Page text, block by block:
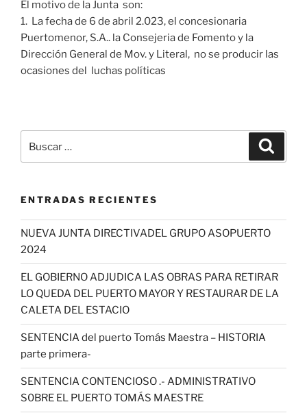
El motivo de la Junta son:
1. La fecha de 6 de abril 2.023, el concesionaria
Puertomenor, S.A.. la Consejeria de Fomento y la
Dirección General de Mov. y Literal, no se producir las
ocasiones del luchas políticas
por:
ENTRADAS RECIENTES
NUEVA JUNTA DIRECTIVADEL GRUPO ASOPUERTO
2024
EL GOBIERNO ADJUDICA LAS OBRAS PARA RETIRAR
LO QUEDA DEL PUERTO MAYOR Y RESTAURAR DE LA
CALETA DEL ESTACIO
SENTENCIA del puerto Tomás Maestra – HISTORIA
parte primera-
SENTENCIA CONTENCIOSO .- ADMINISTRATIVO
S0BRE EL PUERTO TOMÁS MAESTRE